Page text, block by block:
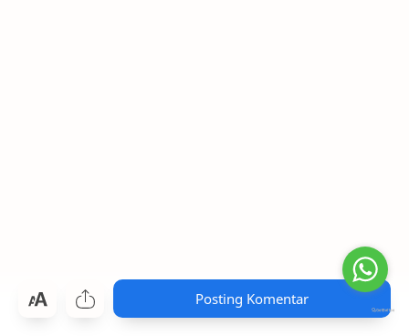
Posting Komentar